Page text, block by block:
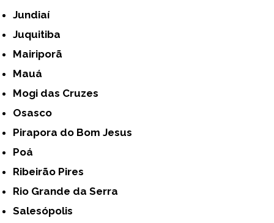
Jundiaí
Juquitiba
Mairiporã
Mauá
Mogi das Cruzes
Osasco
Pirapora do Bom Jesus
Poá
Ribeirão Pires
Rio Grande da Serra
Salesópolis